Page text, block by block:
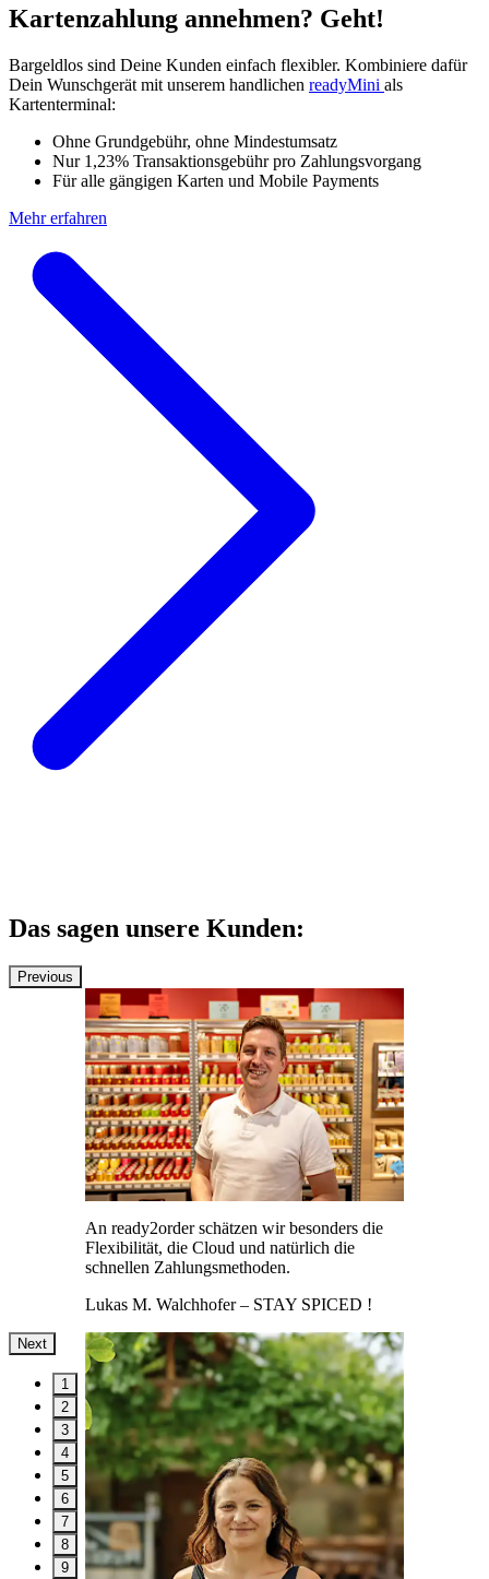
Kartenzahlung annehmen? Geht!
Bargeldlos sind Deine Kunden einfach flexibler. Kombiniere dafür
Dein Wunschgerät mit unserem handlichen readyMini als
Kartenterminal:
Ohne Grundgebühr, ohne Mindestumsatz
Nur 1,23% Transaktionsgebühr pro Zahlungsvorgang
Für alle gängigen Karten und Mobile Payments
Mehr erfahren
Das sagen unsere Kunden:
Previous
An ready2order schätzen wir besonders die
Flexibilität, die Cloud und natürlich die
schnellen Zahlungsmethoden.
Lukas M. Walchhofer– STAY SPICED !
Next
1
2
3
4
5
6
7
8
9